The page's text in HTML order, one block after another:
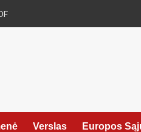
Verslas Europos